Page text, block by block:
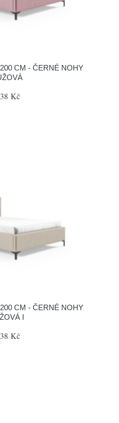
CM - ČERNÉ NOHY
Kč
CM - ČERNÉ NOHY
I
Kč